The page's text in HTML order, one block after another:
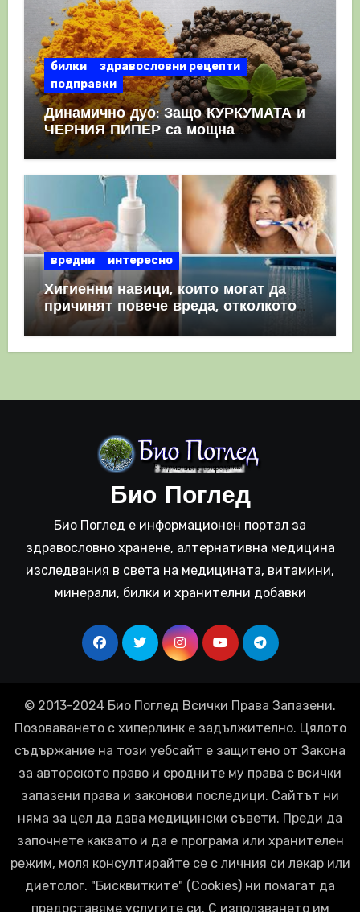
билки
здравословни рецепти
подправки
Динамично дуо: Защо КУРКУМАТА и
ЧЕРНИЯ ПИПЕР са мощна
комбинация
вредни интересно
Хигиенни навици, които могат да
причинят повече вреда, отколкото
полза
Био Поглед
Био Поглед е информационен портал за
здравословно хранене, алтернативна медицина
изследвания в света на медицината, витамини,
минерали, билки и хранителни добавки
© 2013-2024 Био Поглед Всички Права Запазени.
Позоваването с хиперлинк е задължително. Цялото
съдържание на този уебсайт е защитено от Закона
за авторското право и сродните му права с всички
запазени права и законови последици. Сайтът ни
няма за цел да дава медицински съвети. Преди да
започнете каквато и да е програма или хранителен
режим, моля консултирайте се с личния си лекар или
диетолог. "Бисквитките" (Cookies) ни помагат да
предоставяме услугите си. С използването им